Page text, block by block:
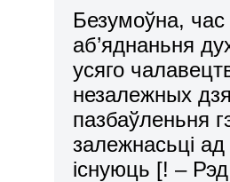
Безумоўна,
аб’яднаньня
усяго
незалежных
пазбаўленьня
залежнасьці
існуюць [! –